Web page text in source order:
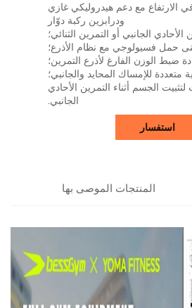
الارتفاع مع دعم هيدروليكي غازي
ودرابزين ركبة دوّار
الجانبي أو التمرين الثنائي؛
حمل فسيولوجي مع نظام الأذرع؛
ضبط الوزن الفارغ لأذرع التمرين؛
متعددة للإمساك المحايد والجانبي؛
الجسم أثناء التمرين الأحادي
الجانبي.
استفسار
المنتجات الموصى بها